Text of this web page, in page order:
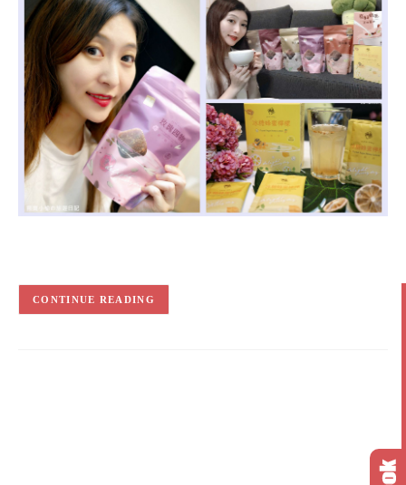
CONTINUE READING